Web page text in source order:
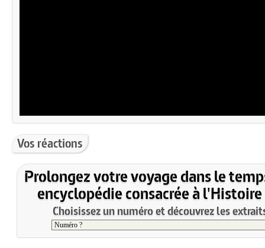
Vos réactions
Prolongez votre voyage dans le
encyclopédie consacrée à l'Histoire
Choisissez un numéro et découvrez les